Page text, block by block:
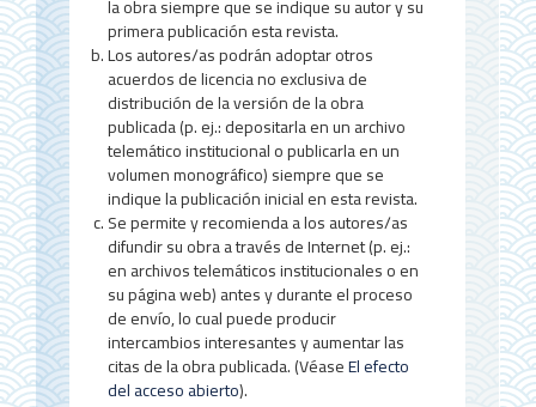
c
u
l
o
la obra siempre que se indique su autor y su
primera publicación esta revista.
Los autores/as podrán adoptar otros
acuerdos de licencia no exclusiva de
distribución de la versión de la obra
publicada (p. ej.: depositarla en un archivo
telemático institucional o publicarla en un
volumen monográfico) siempre que se
indique la publicación inicial en esta revista.
Se permite y recomienda a los autores/as
difundir su obra a través de Internet (p. ej.:
en archivos telemáticos institucionales o en
su página web) antes y durante el proceso
de envío, lo cual puede producir
intercambios interesantes y aumentar las
citas de la obra publicada. (VéaseEl efecto
del acceso abierto).